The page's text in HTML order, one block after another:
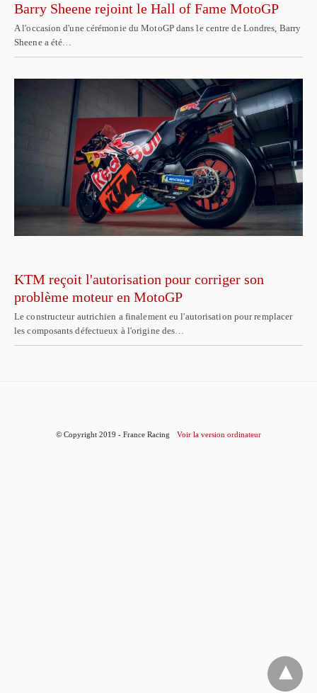
Barry Sheene rejoint le Hall of Fame MotoGP
A l'occasion d'une cérémonie du MotoGP dans le centre de Londres, Barry
Sheene a été…
KTM reçoit l'autorisation pour corriger son
problème moteur en MotoGP
Le constructeur autrichien a finalement eu l'autorisation pour remplacer
les composants défectueux à l'origine des…
© Copyright 2019 - France Racing Voir la version ordinateur